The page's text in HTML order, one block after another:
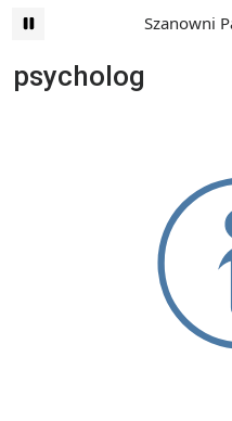
Szanowni
psycholog